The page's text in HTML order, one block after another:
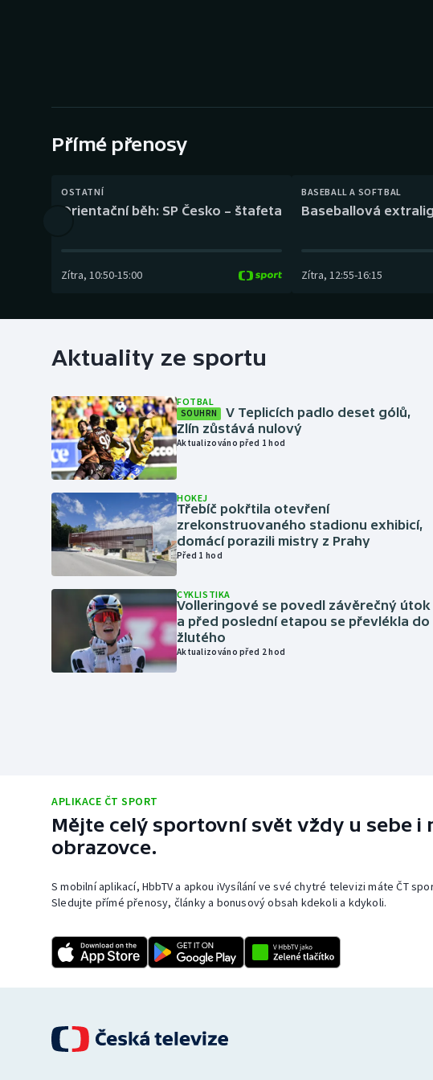
Gymnastika
Přímé přenosy
OSTATNÍ
Orientační běh: SP Česko – štafeta
Zítra, 10:50-15:00
BASEBALL A SOFTBAL
Baseballová
Zítra, 12:55-16:15
Aktuality ze sportu
FOTBAL
SOUHRN
V Teplicích padlo deset gólů,
Zlín zůstává nulový
Aktualizováno před 1 hod
HOKEJ
Třebíč pokřtila otevření
zrekonstruovaného stadionu exhibicí,
domácí porazili mistry z Prahy
Před 1 hod
CYKLISTIKA
Volleringové se povedl závěrečný útok
a před poslední etapou se převlékla do
žlutého
Aktualizováno před 2 hod
APLIKACE ČT SPORT
Mějte celý sportovní svět vždy u sebe i
obrazovce.
S mobilní aplikací, HbbTV a apkou iVysílání ve své chytré televizi máte ČT
Sledujte přímé přenosy, články a bonusový obsah kdekoli a kdykoli.